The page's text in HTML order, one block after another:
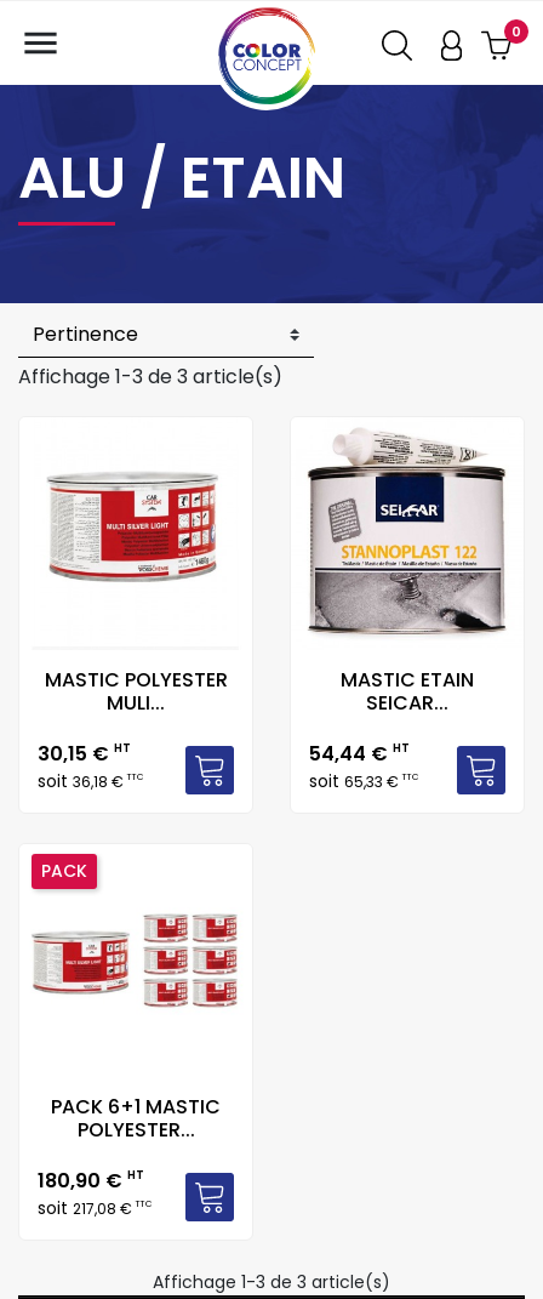
0

ALU / ETAIN
Affichage 1-3 de 3 article(s)
MASTIC POLYESTER
MULI...
Prix
30,15 € HT
soit 36,18 €TTC
MASTIC ETAIN
SEICAR...
Prix
54,44 € HT
soit 65,33 €TTC
PACK 6+1 MASTIC
POLYESTER...
Prix
180,90 € HT
soit 217,08 €TTC
PACK
Affichage 1-3 de 3 article(s)